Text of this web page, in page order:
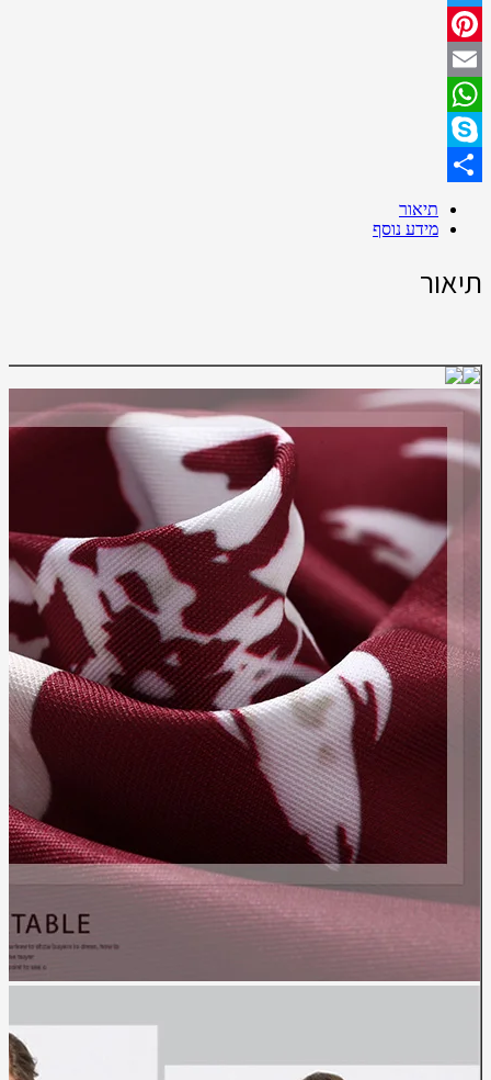
Twitter
Pinterest
Email
WhatsApp
Skype
תיאור
מידע נוסף
תיאור